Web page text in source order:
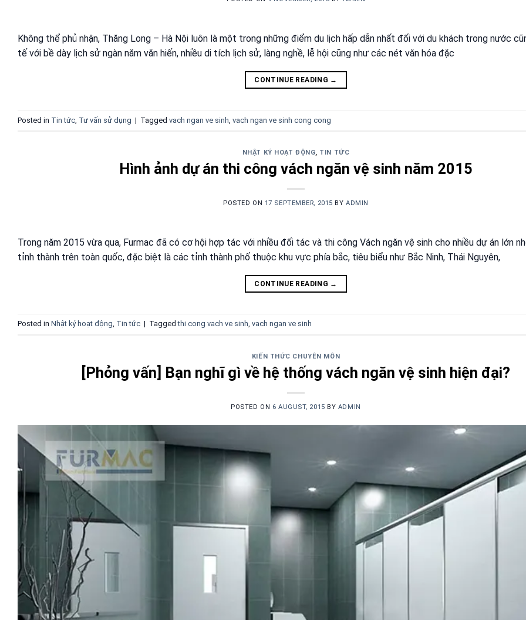
Không thể phủ nhận, Thăng Long – Hà Nội luôn là một trong những điểm du lịch hấp dẫn nhất đối với du khách trong nước
tế với bề dày lịch sử ngàn năm văn hiến, nhiều di tích lịch sử, làng nghề, lễ hội cũng như các nét văn hóa đặc
CONTINUE READING →
Posted in Tin tức Tư vấn sử dụng | Tagged vach ngan ve sinh vach ngan ve sinh cong cong
NHẬT KÝ HOẠT ĐỘNG, TIN TỨC
Hình ảnh dự án thi công vách ngăn vệ sinh năm 2015
POSTED ON 17 SEPTEMBER, 2015 BYADMIN
Trong năm 2015 vừa qua, Furmac đã có cơ hội hợp tác với nhiều đối tác và thi công Vách ngăn vệ sinh cho nhiều dự án lớn
tỉnh thành trên toàn quốc, đặc biệt là các tỉnh thành phố thuộc khu vực phía bắc, tiêu biểu như Bắc Ninh, Thái Nguyên,
CONTINUE READING →
Posted in Nhật ký hoạt động, Tin tức | Taggedthi cong vach ve sinh, vach ngan ve sinh
KIẾN THỨC CHUYÊN MÔN
[Phỏng vấn] Bạn nghĩ gì về hệ thống vách ngăn vệ sinh hiện đại?
POSTED ON 6 AUGUST, 2015 BY ADMIN